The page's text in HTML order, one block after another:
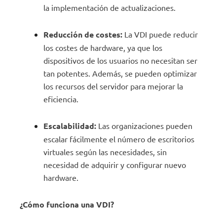
la implementación de actualizaciones.
Reducción de costes: La VDI puede reducir
los costes de hardware, ya que los
dispositivos de los usuarios no necesitan ser
tan potentes. Además, se pueden optimizar
los recursos del servidor para mejorar la
eficiencia.
Escalabilidad: Las organizaciones pueden
escalar fácilmente el número de escritorios
virtuales según las necesidades, sin
necesidad de adquirir y configurar nuevo
hardware.
¿Cómo funciona una VDI?